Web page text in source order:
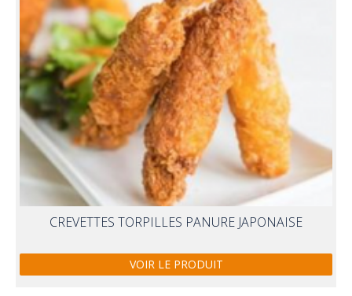
CREVETTES TORPILLES PANURE JAPONAISE
VOIR LE PRODUIT